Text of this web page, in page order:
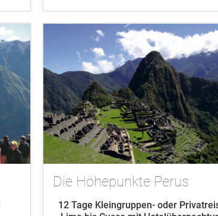
Die Höhepunkte Perus
12 Tage Kleingruppen- oder